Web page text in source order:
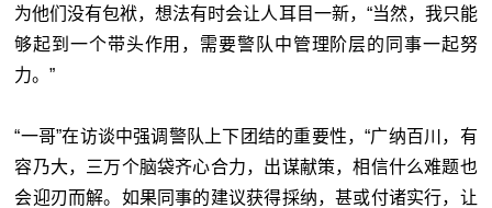
为他们没有包袱，想法有时会让人耳目一新，“当然，我只能
够起到一个带头作用，需要警队中管理阶层的同事一起努
力。”
“一哥”在访谈中强调警队上下团结的重要性，“广纳百川，有
容乃大，三万个脑袋齐心合力，出谋献策，相信什么难题也
会迎刃而解。如果同事的建议获得採纳，甚或付诸实行，让